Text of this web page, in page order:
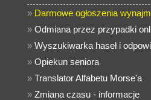
» Darmowe ogłoszenia
»Odmiana przez przypadki
»Wyszukiwarka haseł i
»Opiekun seniora
»Translator Alfabetu Morse'a
»Zmiana czasu - informacje